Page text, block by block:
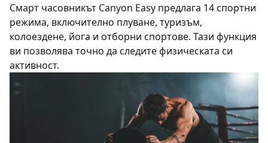
Смарт часовникът Canyon Easy предлага 14 спортни
режима, включително плуване, туризъм,
колоездене, йога и отборни спортове. Тази функция
ви позволява точно да следите физическата си
активност.